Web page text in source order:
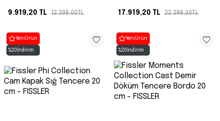
9.919,20 TL 12.399,00TL 17.919,20 TL 22.399,00TL
Yeni Ürün
%20 İndirim
Yeni Ürün
%20 İndirim